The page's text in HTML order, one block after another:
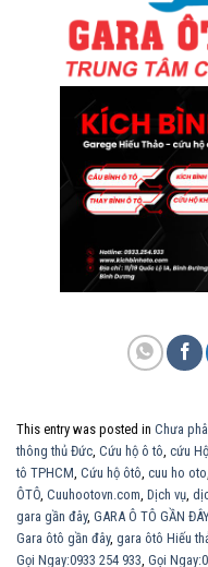
This entry was posted in Chưa
thông thủ Đức Cứu hộ ô tô cứu
tô TPHCM Cứu hộ ôtô cuu ho oto
ÔTÔ Cuuhootovn.com Dịch vụ
gara gần đây, GARA Ô TÔ GẦN ĐÂY
Gara ôtô gần đây, gara ôtô Hiếu
Gọi Ngay:0933 254 933 Gọi